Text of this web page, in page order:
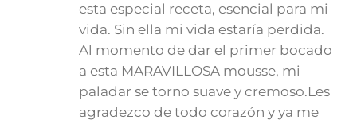
esta especial receta, esencial para mi
vida. Sin ella mi vida estaría perdida.
Al momento de dar el primer bocado
a esta MARAVILLOSA mousse, mi
paladar se torno suave y cremoso.Les
agradezco de todo corazón y ya me